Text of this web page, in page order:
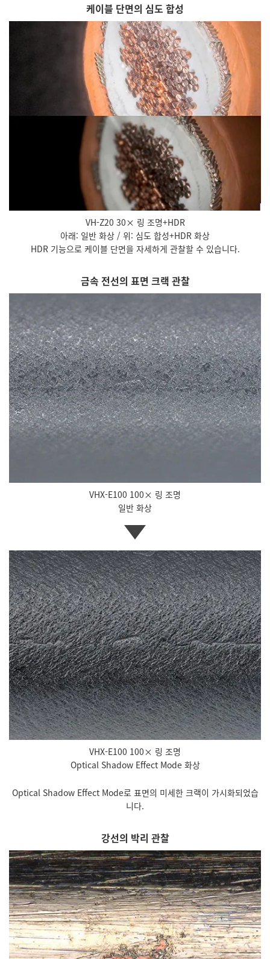
케이블 단면의 심도 합성
VH-Z20 30× 링 조명+HDR
아래: 일반 화상 / 위: 심도 합성+HDR 화상
HDR 기능으로 케이블 단면을 자세하게 관찰할 수 있습니다.
금속 전선의 표면 크랙 관찰
VHX-E100 100× 링 조명
일반 화상
VHX-E100 100× 링 조명
Optical Shadow Effect Mode 화상
Optical Shadow Effect Mode로 표면의 미세한 크랙이 가시화되었습
니다.
강선의 박리 관찰